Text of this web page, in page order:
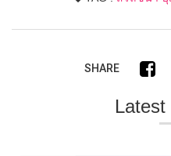
SHARE
Latest